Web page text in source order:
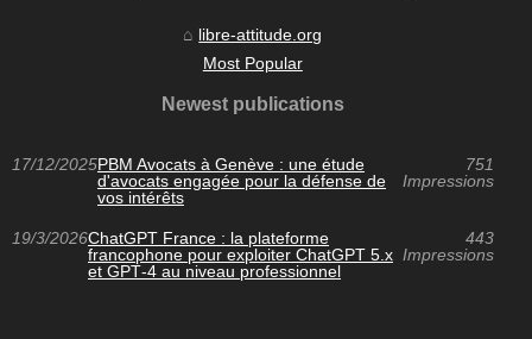
libre-attitude.org
Most Popular
Newest publications
17/12/2025PBM Avocats à Genève : une étude
d'avocats engagée pour la défense de
vos intérêts
751
Impressions
19/3/2026ChatGPT France : la plateforme
francophone pour exploiter ChatGPT 5.x
et GPT‑4 au niveau professionnel
443
Impressions